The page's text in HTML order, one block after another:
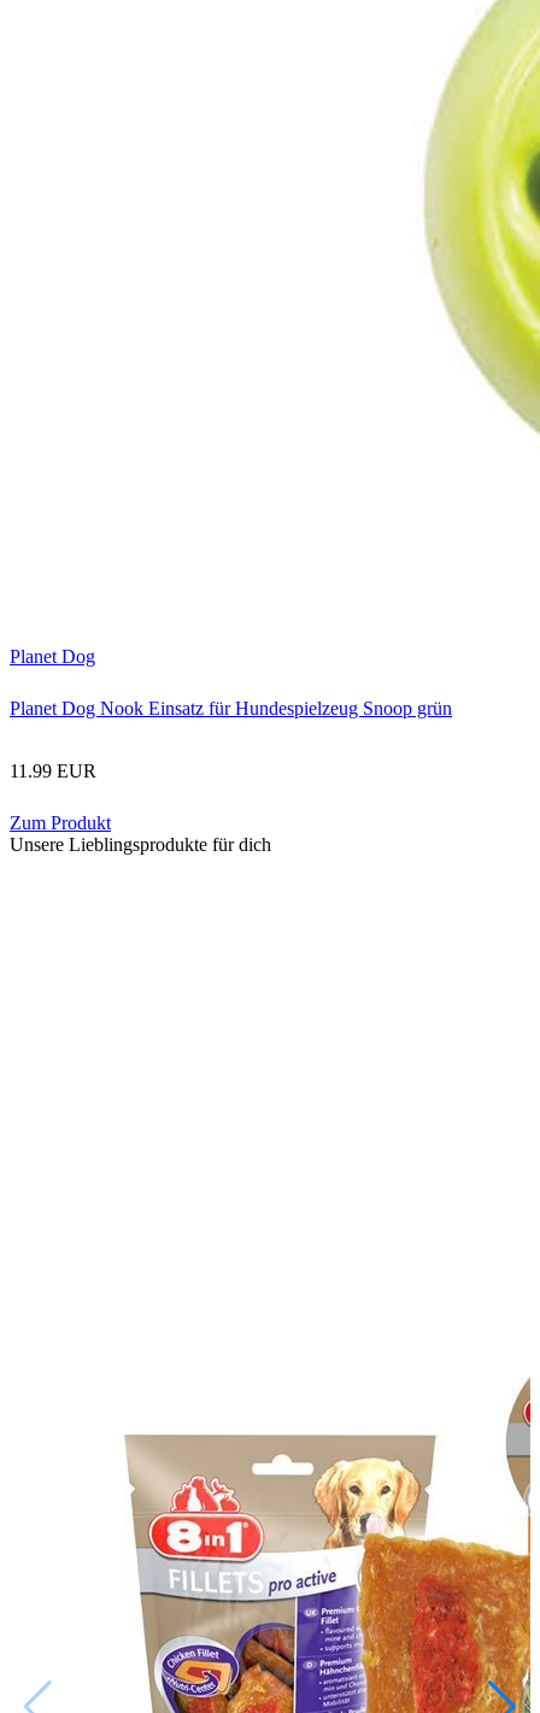
Planet Dog
Planet Dog Nook Einsatz für Hundespielzeug Snoop grün
11.99 EUR
Zum Produkt
Unsere Lieblingsprodukte für dich